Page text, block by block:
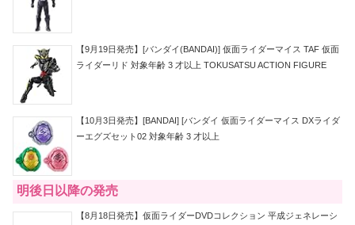
【9月19日発売】[バンダイ(BANDAI)] 仮面ライダーマイス TAF 仮面
ライダーリド 対象年齢 3 才以上 TOKUSATSU ACTION FIGURE
【10月3日発売】[BANDAI] [バンダイ 仮面ライダーマイス DXライダ
ーエグズセット02 対象年齢 3 才以上
明後日以降の発売
【8月18日発売】仮面ライダーDVDコレクション 平成ジェネレーシ